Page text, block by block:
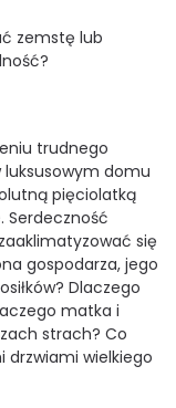
zemstę lub
trudnego
luksusowym domu
pięciolatką
Serdeczność
się
gospodarza, jego
Dlaczego
matka i
strach? Co
drzwiami wielkiego